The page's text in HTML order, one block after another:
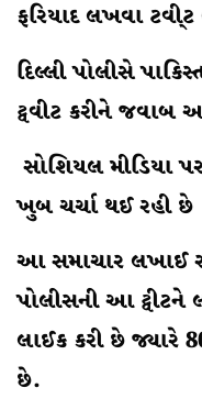
ફરિયાદ લખવા
દિલ્લી પોલીસે
ટ્વવીટ કરીને જવાબ
સોશિયલ મીડિયા
ખુબ ચર્ચા થઈ રહી છે
આ સમાચાર લખાઈ
પોલીસની આ
લાઈક કરી છે જ્યારે
છે.